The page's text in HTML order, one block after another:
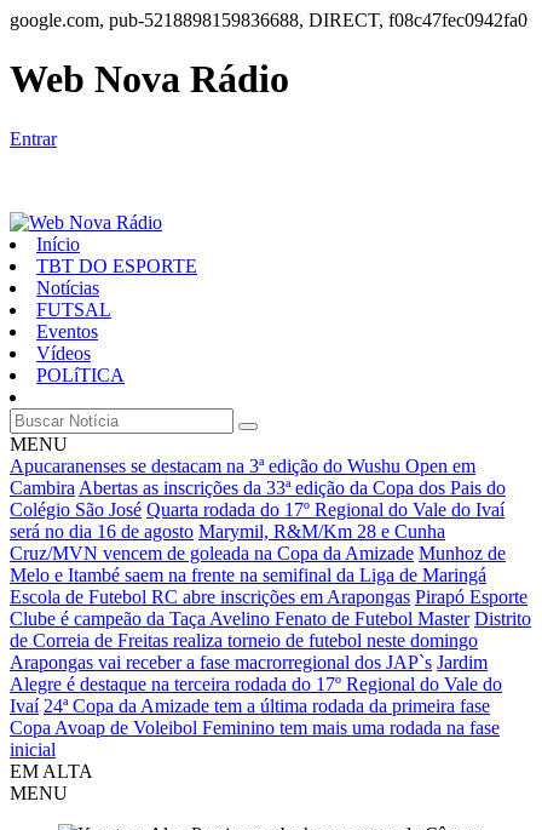
google.com, pub-5218898159836688, DIRECT, f08c47fec0942fa0
Web Nova Rádio
Entrar
Início
TBT DO ESPORTE
Notícias
FUTSAL
Eventos
Vídeos
POLíTICA
MENU
Apucaranenses se destacam na 3ª edição do Wushu Open em
Cambira Abertas as inscrições da 33ª edição da Copa dos Pais do
Colégio São José Quarta rodada do 17º Regional do Vale do Ivaí
será no dia 16 de agosto Marymil, R&M/Km 28 e Cunha
Cruz/MVN vencem de goleada na Copa da Amizade Munhoz de
Melo e Itambé saem na frente na semifinal da Liga de Maringá
Escola de Futebol RC abre inscrições em Arapongas Pirapó Esporte
Clube é campeão da Taça Avelino Fenato de Futebol Master Distrito
de Correia de Freitas realiza torneio de futebol neste domingo
Arapongas vai receber a fase macrorregional dos JAP`s Jardim
Alegre é destaque na terceira rodada do 17º Regional do Vale do
Ivaí 24ª Copa da Amizade tem a última rodada da primeira fase
Copa Avoap de Voleibol Feminino tem mais uma rodada na fase
inicial
EM ALTA
MENU